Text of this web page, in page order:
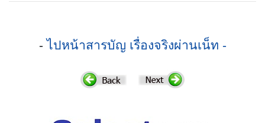
- ไปหน้าสารบัญ เรื่องจริงผ่านเน็ท -